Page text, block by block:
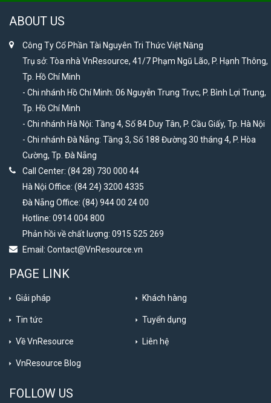
ABOUT US
Công Ty Cổ Phần Tài Nguyên Tri Thức Việt Năng
Trụ sở: Tòa nhà VnResource, 41/7 Phạm Ngũ Lão, P. Hạnh Thông,
Tp. Hồ Chí Minh
- Chi nhánh Hồ Chí Minh: 06 Nguyễn Trung Trực, P. Bình Lợi Trung,
Tp. Hồ Chí Minh
- Chi nhánh Hà Nội: Tầng 4, Số 84 Duy Tân, P. Cầu Giấy, Tp. Hà Nội
- Chi nhánh Đà Nẵng: Tầng 3, Số 188 Đường 30 tháng 4, P. Hòa
Cường, Tp. Đà Nẵng
Call Center: (84 28) 730 000 44
Hà Nội Office: (84 24) 3200 4335
Đà Nẵng Office: (84) 944 00 24 00
Hotline: 0914 004 800
Phản hồi về chất lượng: 0915 525 269
Email: Contact@VnResource.vn
PAGE LINK
Giải pháp Khách hàng
Tin tức Tuyển dụng
Về VnResource Liên hệ
VnResource Blog
FOLLOW US